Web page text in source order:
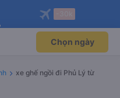
độc
Mở app
bay qua
Mở app
Chọn ngày
xe ghế ngồi đi Phủ Lý từ